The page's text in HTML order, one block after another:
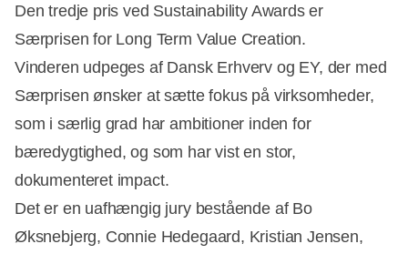
Den tredje pris ved Sustainability Awards er
Særprisen for Long Term Value Creation.
Vinderen udpeges af Dansk Erhverv og EY, der med
Særprisen ønsker at sætte fokus på virksomheder,
som i særlig grad har ambitioner inden for
bæredygtighed, og som har vist en stor,
dokumenteret impact.
Det er en uafhængig jury bestående af Bo
Øksnebjerg, Connie Hedegaard, Kristian Jensen,